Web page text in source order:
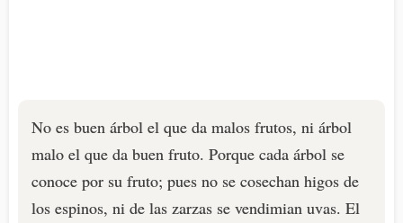
No es buen árbol el que da malos frutos, ni árbol
malo el que da buen fruto. Porque cada árbol se
conoce por su fruto; pues no se cosechan higos de
los espinos, ni de las zarzas se vendimian uvas. El